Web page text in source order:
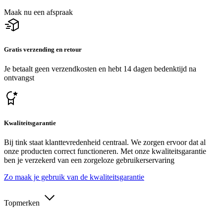
Maak nu een afspraak
Gratis verzending en retour
Je betaalt geen verzendkosten en hebt 14 dagen bedenktijd na
ontvangst
Kwaliteitsgarantie
Bij tink staat klanttevredenheid centraal. We zorgen ervoor dat al
onze producten correct functioneren. Met onze kwaliteitsgarantie
ben je verzekerd van een zorgeloze gebruikerservaring
Zo maak je gebruik van de kwaliteitsgarantie
Topmerken